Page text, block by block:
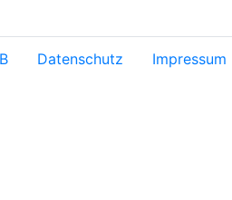
Datenschutz Impressum